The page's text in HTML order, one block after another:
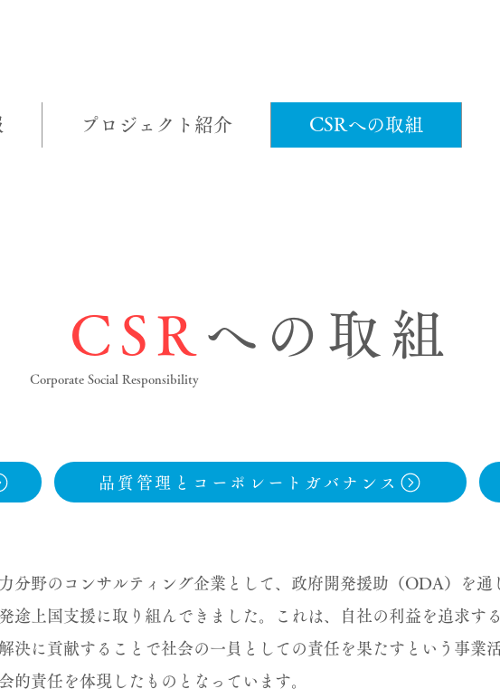
プロジェクト紹介 CSRへの取組
CSR への取組
Corporate Social Responsibility
品質管理とコーポレートガバナンス
分野のコンサルティング企業として、政府開発援助（ODA）を通
途上国支援に取り組んできました。これは、自社の利益を追求す
決に貢献することで社会の一員としての責任を果たすという事業
的責任を体現したものとなっています。